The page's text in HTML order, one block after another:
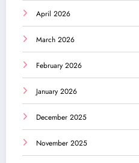
April 2026
March 2026
February 2026
January 2026
December 2025
November 2025